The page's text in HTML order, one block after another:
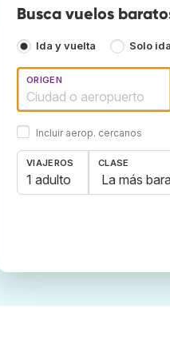
Busca vuelos
Ida y vuelta Solo ida
ORIGEN
Incluir aerop. cercanos
VIAJEROS
1 adulto
CLASE